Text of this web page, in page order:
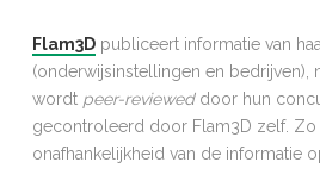
Flam3Dpubliceert informatie van
(onderwijsinstellingen en bedrijven),
wordt peer-revieweddoor hun
gecontroleerd door Flam3D zelf. Zo
onafhankelijkheid van de informatie